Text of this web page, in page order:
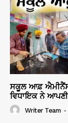
ਸਕੂਲ ਆਫ਼
ਵਿਧਾਇਕ ਨੇ
Writer Team -